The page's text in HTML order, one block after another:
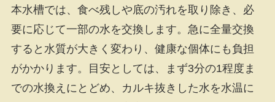
本水槽では、食べ残しや底の汚れを取り除き、必
要に応じて一部の水を交換します。急に全量交換
すると水質が大きく変わり、健康な個体にも負担
がかかります。目安としては、まず3分の1程度ま
での水換えにとどめ、カルキ抜きした水を水温に